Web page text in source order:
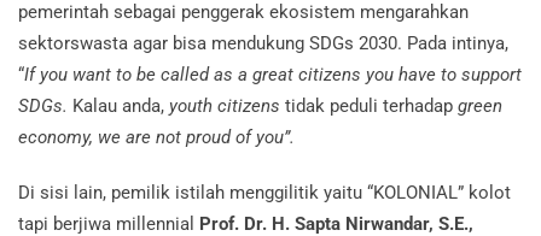
pemerintah sebagai penggerak ekosistem mengarahkan
sektorswasta agar bisa mendukung SDGs 2030. Pada intinya,
“If you want to be called as a great citizens you have to support
SDGs. Kalau anda, youth citizens tidak peduli terhadap green
economy, we are not proud of you”.
Di sisi lain, pemilik istilah menggilitik yaitu “KOLONIAL” kolot
tapi berjiwa millennial Prof. Dr. H. Sapta Nirwandar, S.E.,